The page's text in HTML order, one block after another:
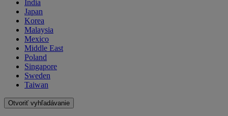
India
Japan
Korea
Malaysia
Mexico
Middle East
Poland
Singapore
Sweden
Taiwan
Otvoriť vyhľadávanie